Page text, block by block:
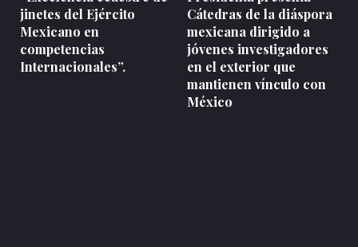
jinetes del Ejército
Mexicano en
competencias
Internacionales”.
Cátedras de la diáspora
mexicana dirigido a
jóvenes investigadores
en el exterior que
mantienen vínculo con
México